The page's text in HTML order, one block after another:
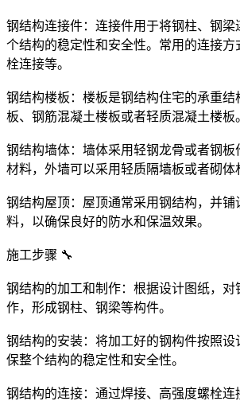
钢结构连接件：连接件用于将钢柱、钢梁
个结构的稳定性和安全性。常用的连接方
栓连接等。
钢结构楼板：楼板是钢结构住宅的承重结
板、钢筋混凝土楼板或者轻质混凝土楼板
钢结构墙体：墙体采用轻钢龙骨或者钢板
材料，外墙可以采用轻质隔墙板或者砌体
钢结构屋顶：屋顶通常采用钢结构，并铺
料，以确保良好的防水和保温效果。
施工步骤 🔧
钢结构的加工和制作：根据设计图纸，对
作，形成钢柱、钢梁等构件。
钢结构的安装：将加工好的钢构件按照设
保整个结构的稳定性和安全性。
钢结构的连接：通过焊接、高强度螺栓连